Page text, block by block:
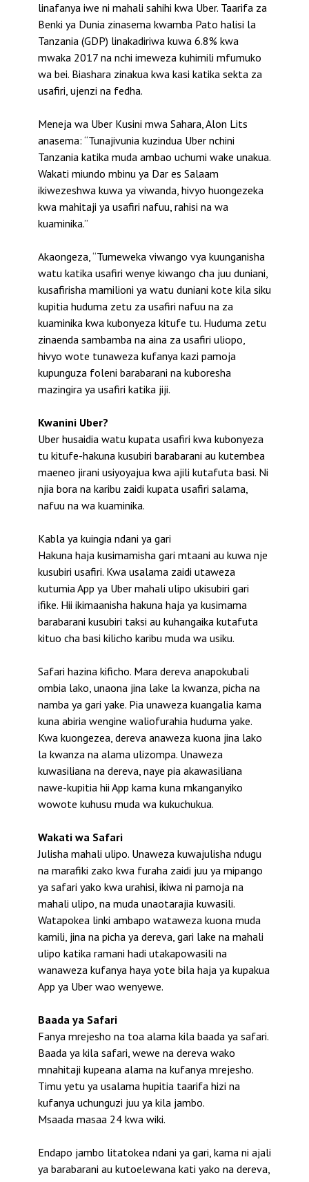
linafanya iwe ni mahali sahihi kwa Uber. Taarifa za
Benki ya Dunia zinasema kwamba Pato halisi la
Tanzania (GDP) linakadiriwa kuwa 6.8% kwa
mwaka 2017 na nchi imeweza kuhimili mfumuko
wa bei. Biashara zinakua kwa kasi katika sekta za
usafiri, ujenzi na fedha.
Meneja wa Uber Kusini mwa Sahara, Alon Lits
anasema: “Tunajivunia kuzindua Uber nchini
Tanzania katika muda ambao uchumi wake unakua.
Wakati miundo mbinu ya Dar es Salaam
ikiwezeshwa kuwa ya viwanda, hivyo huongezeka
kwa mahitaji ya usafiri nafuu, rahisi na wa
kuaminika.”
Akaongeza, “Tumeweka viwango vya kuunganisha
watu katika usafiri wenye kiwango cha juu duniani,
kusafirisha mamilioni ya watu duniani kote kila siku
kupitia huduma zetu za usafiri nafuu na za
kuaminika kwa kubonyeza kitufe tu. Huduma zetu
zinaenda sambamba na aina za usafiri uliopo,
hivyo wote tunaweza kufanya kazi pamoja
kupunguza foleni barabarani na kuboresha
mazingira ya usafiri katika jiji.
Kwanini Uber?
Uber husaidia watu kupata usafiri kwa kubonyeza
tu kitufe-hakuna kusubiri barabarani au kutembea
maeneo jirani usiyoyajua kwa ajili kutafuta basi. Ni
njia bora na karibu zaidi kupata usafiri salama,
nafuu na wa kuaminika.
Kabla ya kuingia ndani ya gari
Hakuna haja kusimamisha gari mtaani au kuwa nje
kusubiri usafiri. Kwa usalama zaidi utaweza
kutumia App ya Uber mahali ulipo ukisubiri gari
ifike. Hii ikimaanisha hakuna haja ya kusimama
barabarani kusubiri taksi au kuhangaika kutafuta
kituo cha basi kilicho karibu muda wa usiku.
Safari hazina kificho. Mara dereva anapokubali
ombia lako, unaona jina lake la kwanza, picha na
namba ya gari yake. Pia unaweza kuangalia kama
kuna abiria wengine waliofurahia huduma yake.
Kwa kuongezea, dereva anaweza kuona jina lako
la kwanza na alama ulizompa. Unaweza
kuwasiliana na dereva, naye pia akawasiliana
nawe-kupitia hii App kama kuna mkanganyiko
wowote kuhusu muda wa kukuchukua.
Wakati wa Safari
Julisha mahali ulipo. Unaweza kuwajulisha ndugu
na marafiki zako kwa furaha zaidi juu ya mipango
ya safari yako kwa urahisi, ikiwa ni pamoja na
mahali ulipo, na muda unaotarajia kuwasili.
Watapokea linki ambapo wataweza kuona muda
kamili, jina na picha ya dereva, gari lake na mahali
ulipo katika ramani hadi utakapowasili na
wanaweza kufanya haya yote bila haja ya kupakua
App ya Uber wao wenyewe.
Baada ya Safari
Fanya mrejesho na toa alama kila baada ya safari.
Baada ya kila safari, wewe na dereva wako
mnahitaji kupeana alama na kufanya mrejesho.
Timu yetu ya usalama hupitia taarifa hizi na
kufanya uchunguzi juu ya kila jambo.
Msaada masaa 24 kwa wiki.
Endapo jambo litatokea ndani ya gari, kama ni ajali
ya barabarani au kutoelewana kati yako na dereva,